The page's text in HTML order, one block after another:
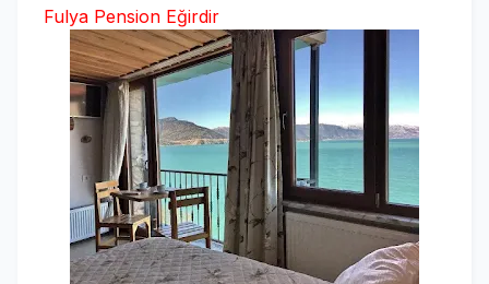
Fulya Pension Eğirdir